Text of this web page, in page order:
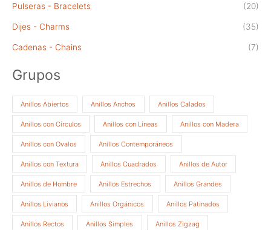
Pulseras - Bracelets (20)
Dijes - Charms (35)
Cadenas - Chains (7)
Grupos
Anillos Abiertos Anillos Anchos Anillos Calados
Anillos con Círculos Anillos con Líneas Anillos con Madera
Anillos con Ovalos Anillos Contemporáneos
Anillos con Textura Anillos Cuadrados Anillos de Autor
Anillos de Hombre Anillos Estrechos Anillos Grandes
Anillos Livianos Anillos Orgánicos Anillos Patinados
Anillos Rectos Anillos Simples Anillos Zigzag